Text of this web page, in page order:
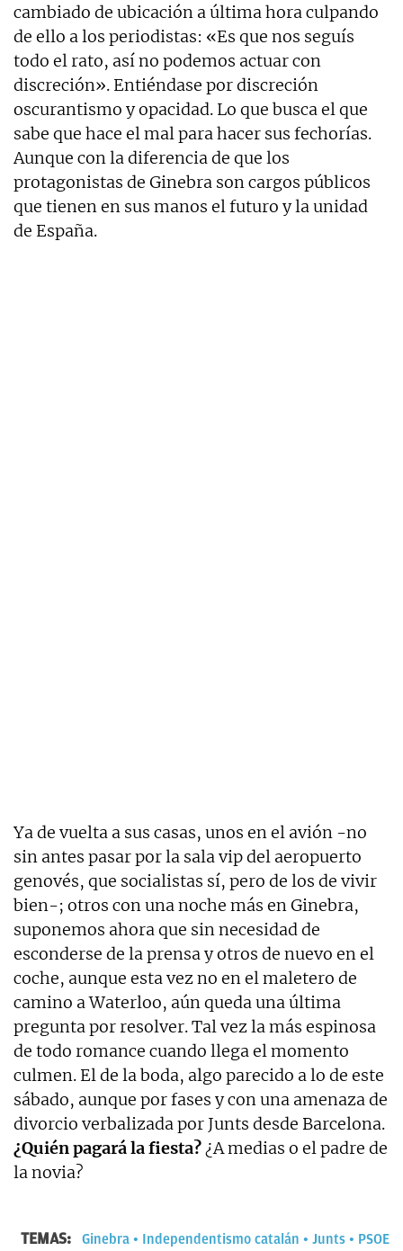
cambiado de ubicación a última hora culpando
de ello a los periodistas: «Es que nos seguís
todo el rato, así no podemos actuar con
discreción». Entiéndase por discreción
oscurantismo y opacidad. Lo que busca el que
sabe que hace el mal para hacer sus fechorías.
Aunque con la diferencia de que los
protagonistas de Ginebra son cargos públicos
que tienen en sus manos el futuro y la unidad
de España.
Ya de vuelta a sus casas, unos en el avión -no
sin antes pasar por la sala vip del aeropuerto
genovés, que socialistas sí, pero de los de vivir
bien-; otros con una noche más en Ginebra,
suponemos ahora que sin necesidad de
esconderse de la prensa y otros de nuevo en el
coche, aunque esta vez no en el maletero de
camino a Waterloo, aún queda una última
pregunta por resolver. Tal vez la más espinosa
de todo romance cuando llega el momento
culmen. El de la boda, algo parecido a lo de este
sábado, aunque por fases y con una amenaza de
divorcio verbalizada por Junts desde Barcelona.
¿Quién pagará la fiesta?¿A medias o el padre de
la novia?
TEMAS: Ginebra Independentismo catalán Junts PSOE